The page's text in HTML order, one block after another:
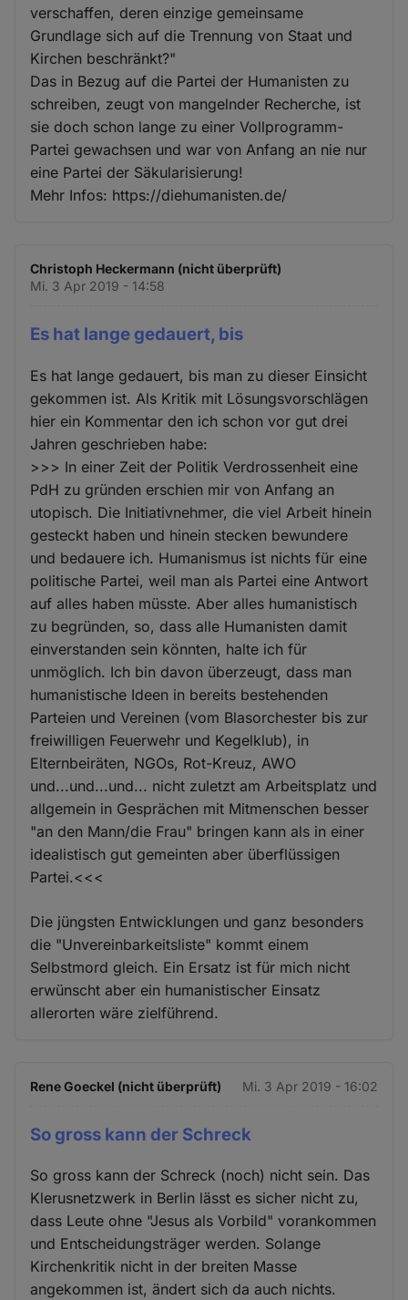
verschaffen, deren einzige gemeinsame
Grundlage sich auf die Trennung von Staat und
Kirchen beschränkt?"
Das in Bezug auf die Partei der Humanisten zu
schreiben, zeugt von mangelnder Recherche, ist
sie doch schon lange zu einer Vollprogramm-
Partei gewachsen und war von Anfang an nie nur
eine Partei der Säkularisierung!
Mehr Infos: https://diehumanisten.de/
Christoph Heckermann (nicht überprüft)
Mi. 3 Apr 2019 - 14:58
Es hat lange gedauert, bis
Es hat lange gedauert, bis man zu dieser Einsicht
gekommen ist. Als Kritik mit Lösungsvorschlägen
hier ein Kommentar den ich schon vor gut drei
Jahren geschrieben habe:
>>> In einer Zeit der Politik Verdrossenheit eine
PdH zu gründen erschien mir von Anfang an
utopisch. Die Initiativnehmer, die viel Arbeit hinein
gesteckt haben und hinein stecken bewundere
und bedauere ich. Humanismus ist nichts für eine
politische Partei, weil man als Partei eine Antwort
auf alles haben müsste. Aber alles humanistisch
zu begründen, so, dass alle Humanisten damit
einverstanden sein könnten, halte ich für
unmöglich. Ich bin davon überzeugt, dass man
humanistische Ideen in bereits bestehenden
Parteien und Vereinen (vom Blasorchester bis zur
freiwilligen Feuerwehr und Kegelklub), in
Elternbeiräten, NGOs, Rot-Kreuz, AWO
und...und...und... nicht zuletzt am Arbeitsplatz und
allgemein in Gesprächen mit Mitmenschen besser
"an den Mann/die Frau" bringen kann als in einer
idealistisch gut gemeinten aber überflüssigen
Partei.<<<
Die jüngsten Entwicklungen und ganz besonders
die "Unvereinbarkeitsliste" kommt einem
Selbstmord gleich. Ein Ersatz ist für mich nicht
erwünscht aber ein humanistischer Einsatz
allerorten wäre zielführend.
Rene Goeckel (nicht überprüft) Mi. 3 Apr 2019 - 16:02
So gross kann der Schreck
So gross kann der Schreck (noch) nicht sein. Das
Klerusnetzwerk in Berlin lässt es sicher nicht zu,
dass Leute ohne "Jesus als Vorbild" vorankommen
und Entscheidungsträger werden. Solange
Kirchenkritik nicht in der breiten Masse
angekommen ist, ändert sich da auch nichts.